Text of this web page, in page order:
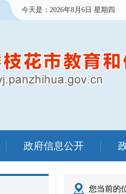
今天是： 2026年8月6日 星期四
政府信息公开
您当前的